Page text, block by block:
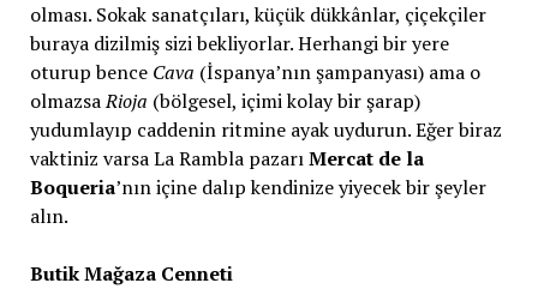
olması. Sokak sanatçıları, küçük dükkânlar, çiçekçiler
buraya dizilmiş sizi bekliyorlar. Herhangi bir yere
oturup bence Cava (İspanya’nın şampanyası) ama o
olmazsaRioja (bölgesel, içimi kolay bir şarap)
yudumlayıp caddenin ritmine ayak uydurun. Eğer biraz
vaktiniz varsa La Rambla pazarıMercat de la
Boqueria’nın içine dalıp kendinize yiyecek bir şeyler
alın.
Butik Mağaza Cenneti